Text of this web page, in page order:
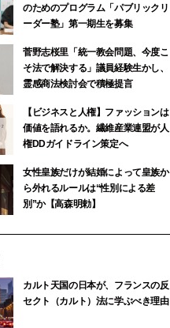
のためのプログラム「パブリックリ
ーダー塾」第一期生を募集
菅野志桜里「統一教会問題、今度こ
そ法で解決する」議員経験生かし、
霊感商法検討会で積極提言
【ビジネスと人権】ファッションは
価値を語れるか。繊維産業連盟が人
権DDガイドライン策定へ
女性皇族だけが結婚によって皇族か
ら外れるルールは“性別による差
別”か【高森明勅】
カルト天国の日本が、フランスの反
セクト（カルト）法に学ぶべき理由